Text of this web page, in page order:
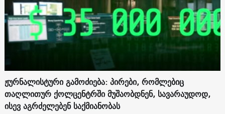
ჟურნალისტური გამოძიება: პირები, რომლებიც
თაღლითურ ქოლცენტრში მუშაობდნენ, სავარაუდოდ,
ისევ აგრძელებენ საქმიანობას